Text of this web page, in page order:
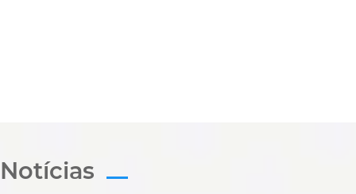
Notícias